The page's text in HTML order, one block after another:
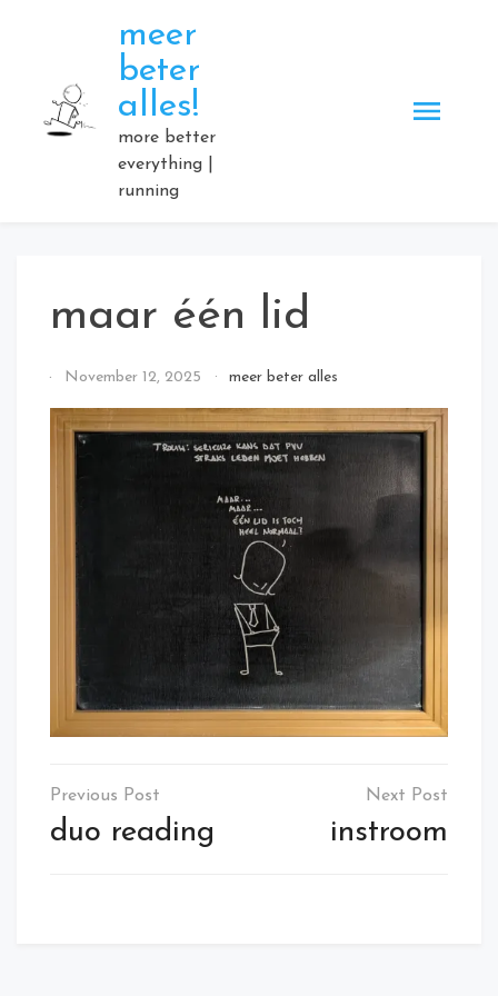
meer
beter
alles!
more better
everything |
running
maar één lid
ByNovember 12, 2025 meer beter alles
Post
navigation
duo reading instroom